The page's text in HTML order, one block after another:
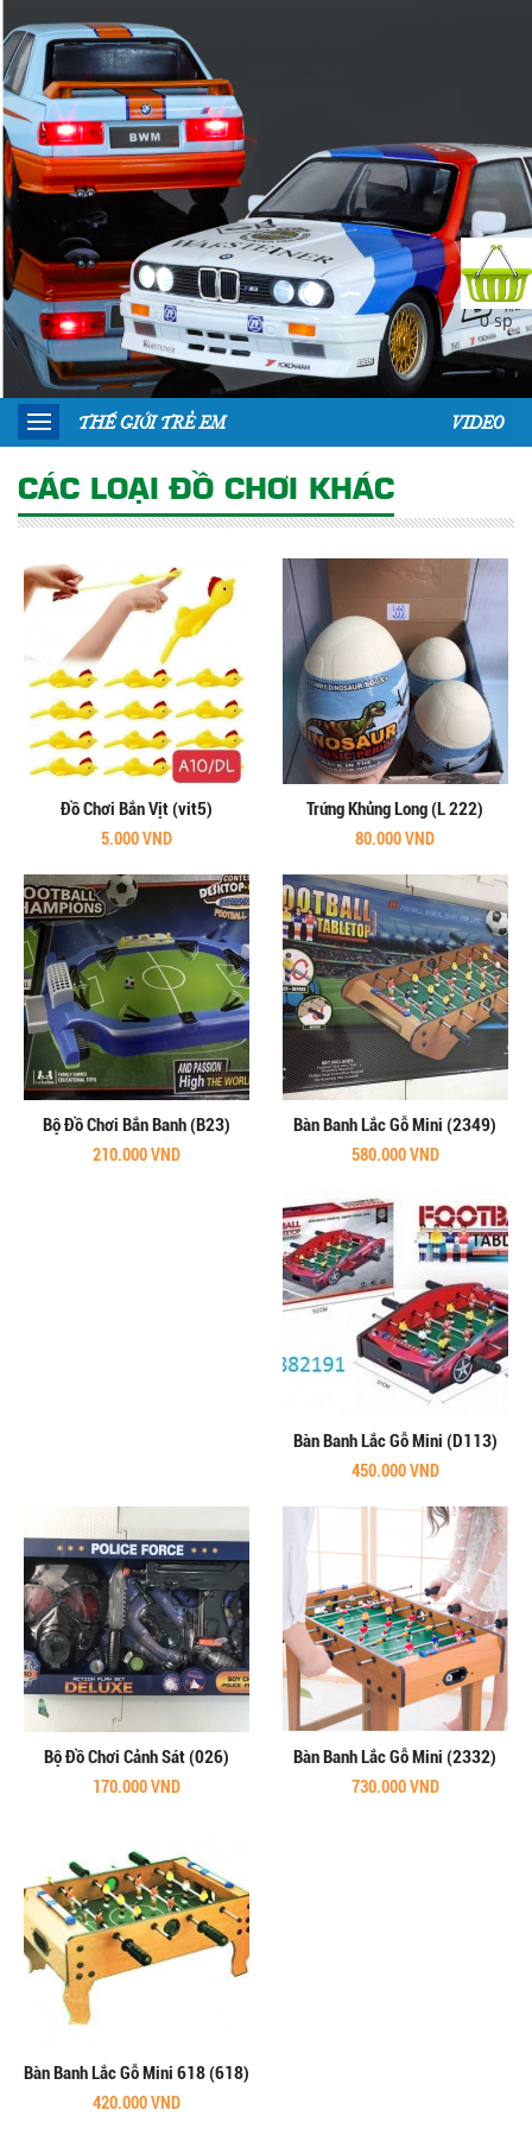
VIDEO
THẾ GIỚI TRẺ EM
CÁC LOẠI ĐỒ CHƠI KHÁC
Đồ Chơi Bắn Vịt (vit5)
5.000 VND
Trứng Khủng Long (L 222)
80.000 VND
Bộ Đồ Chơi Bắn Banh (B23)
210.000 VND
Bàn Banh Lắc Gỗ Mini (2349)
580.000 VND
Bàn Banh Lắc Gỗ Mini (D113)
450.000 VND
Bộ Đồ Chơi Cảnh Sát (026)
170.000 VND
Bàn Banh Lắc Gỗ Mini (2332)
730.000 VND
Bàn Banh Lắc Gỗ Mini 618 (618)
420.000 VND
0 sp